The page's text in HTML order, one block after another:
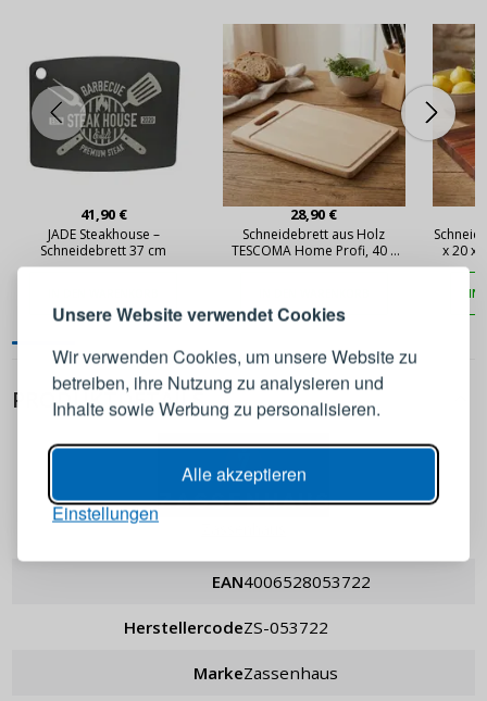
Unsere Website verwendet Cookies
Wir verwenden Cookies, um unsere Website zu
betreiben, ihre Nutzung zu analysieren und
Inhalte sowie Werbung zu personalisieren.
Alle akzeptieren
Einstellungen
41,90 €
JADE Steakhouse –
Schneidebrett 37 cm
28,90 €
Schneidebrett aus Holz
TESCOMA Home Profi, 40 x
26 cm
x 20 x
IN
PRODUKTDETAILS
EAN 4006528053722
Herstellercode ZS-053722
Marke Zassenhaus
ANMELDEN REGISTRIEREN
Melden Sie sich bei Ihrem
E-Mail-Adresse